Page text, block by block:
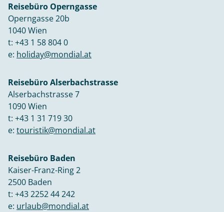
Reisebüro Operngasse
Operngasse 20b
1040 Wien
t: +43 1 58 804 0
e: holiday@mondial.at
Reisebüro Alserbachstrasse
Alserbachstrasse 7
1090 Wien
t: +43 1 31 719 30
e: touristik@mondial.at
Reisebüro Baden
Kaiser-Franz-Ring 2
2500 Baden
t: +43 2252 44 242
e: urlaub@mondial.at